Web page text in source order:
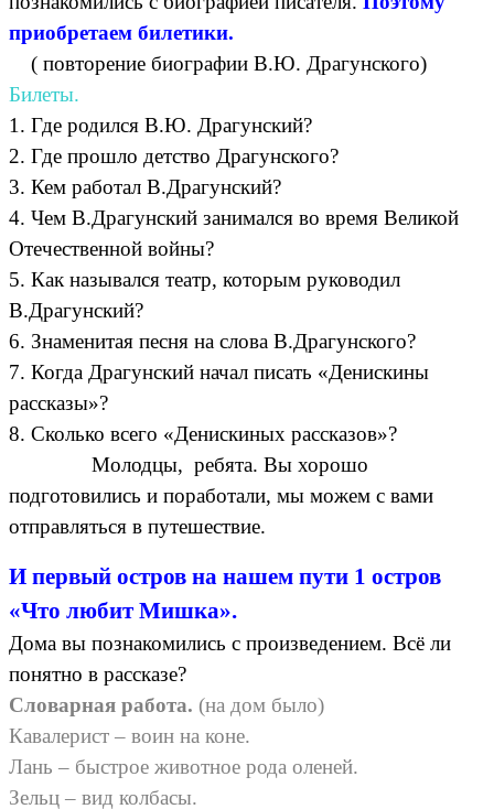
приобретаем билетики.
( повторение биографии В.Ю. Драгунского)
Билеты.
1. Где родился В.Ю. Драгунский?
2. Где прошло детство Драгунского?
3. Кем работал В.Драгунский?
4. Чем В.Драгунский занимался во время Великой
Отечественной войны?
5. Как назывался театр, которым руководил
В.Драгунский?
6. Знаменитая песня на слова В.Драгунского?
7. Когда Драгунский начал писать «Денискины
рассказы»?
8. Сколько всего «Денискиных рассказов»?
Молодцы, ребята. Вы хорошо
подготовились и поработали, мы можем с вами
отправляться в путешествие.
И первый остров на нашем пути 1 остров
«Что любит Мишка».
Дома вы познакомились с произведением. Всё ли
понятно в рассказе?
Словарная работа. (на дом было)
Кавалерист – воин на коне.
Лань – быстрое животное рода оленей.
Зельц – вид колбасы.